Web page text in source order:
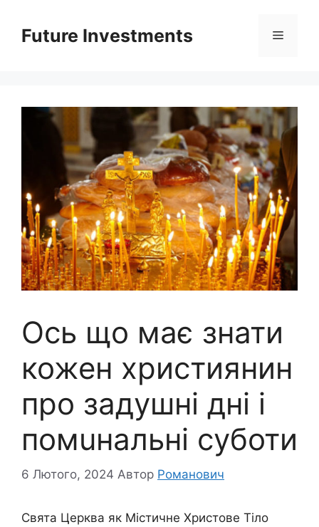
вмістуFuture Investments Меню
Ось що має знати
кожен християнин
про задyшні дні і
помuнальні суботи
6 Лютого, 2024 Автор Романович
Свята Церква як Містичне Христове Тіло